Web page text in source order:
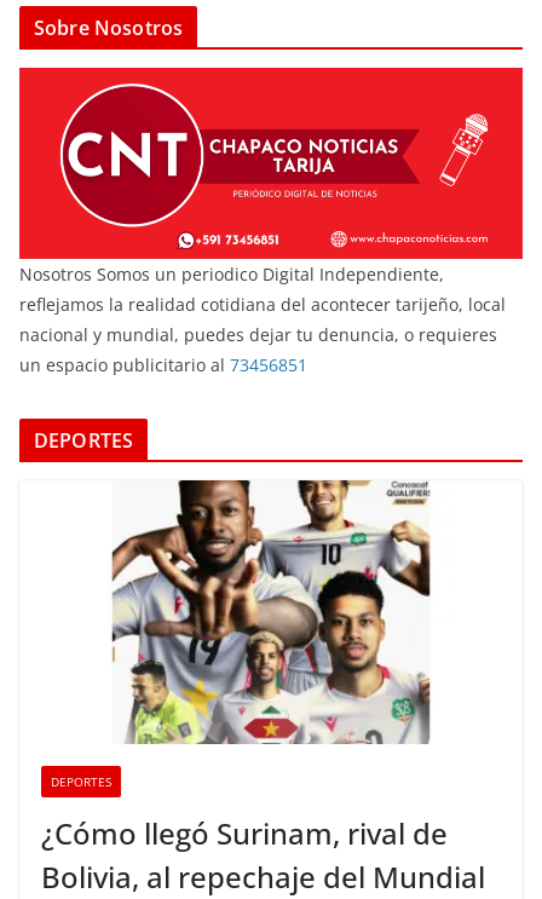
Sobre Nosotros
Nosotros Somos un periodico Digital Independiente,
reflejamos la realidad cotidiana del acontecer tarijeño, local
nacional y mundial, puedes dejar tu denuncia, o requieres
un espacio publicitario al 73456851
DEPORTES
DEPORTES
¿Cómo llegó Surinam, rival de
Bolivia, al repechaje del Mundial